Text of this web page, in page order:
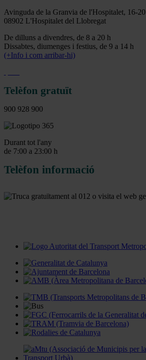
Avinguda de la Granvia de l'Hospitalet, 16-20
08902 L'Hospitalet del Llobregat
De dilluns a divendres, de 8 a 20 h
Dissabtes, diumenges i festius, de 9 a 14 h
(+Info i com arribar-hi)
Telèfon gratuït
900 928 900
Durant tot l'any
de 7:00 a 23:00 h
Telèfon informació